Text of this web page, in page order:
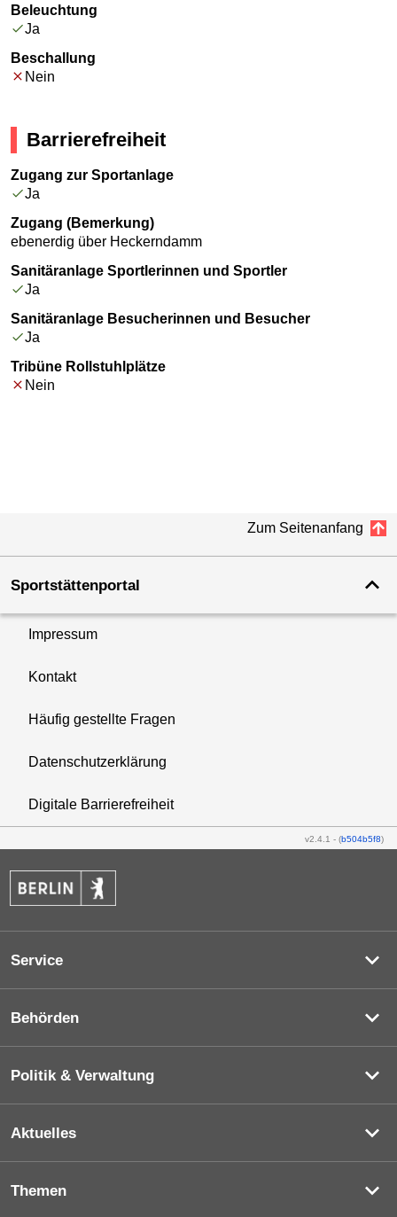
Beleuchtung
Ja
Beschallung
Nein
Barrierefreiheit
Zugang zur Sportanlage
Ja
Zugang (Bemerkung)
ebenerdig über Heckerndamm
Sanitäranlage Sportlerinnen und Sportler
Ja
Sanitäranlage Besucherinnen und Besucher
Ja
Tribüne Rollstuhlplätze
Nein
Zum Seitenanfang
v2.4.1 -(b504b5f8)
Sportstättenportal
Impressum
Kontakt
Häufig gestellte Fragen
Datenschutzerklärung
Digitale Barrierefreiheit
Service
Behörden
Politik & Verwaltung
Aktuelles
Themen